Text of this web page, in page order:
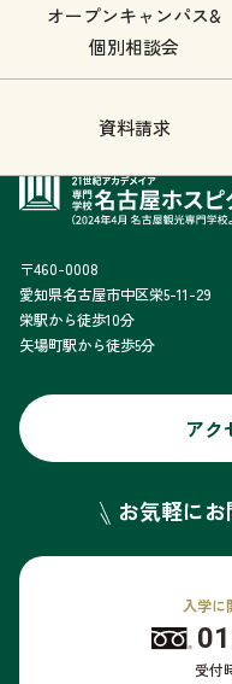
オープンキャンパス&
個別相談会
資料請求
〒460-0008
愛知県名古屋市中区栄5-11-29
栄駅から徒歩10分
矢場町駅から徒歩5分
アク
お気軽に
入学に
受付